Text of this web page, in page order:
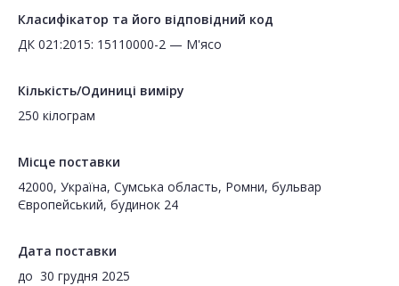
Класифікатор та його відповідний код
ДК 021:2015: 15110000-2 — М'ясо
Кількість/Одиниці виміру
250 кілограм
Місце поставки
42000, Україна, Сумська область, Ромни, бульвар
Європейський, будинок 24
Дата поставки
до 30 грудня 2025